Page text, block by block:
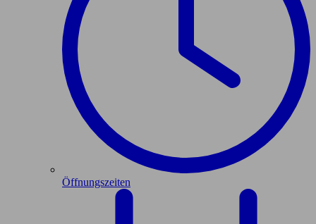
Öffnungszeiten